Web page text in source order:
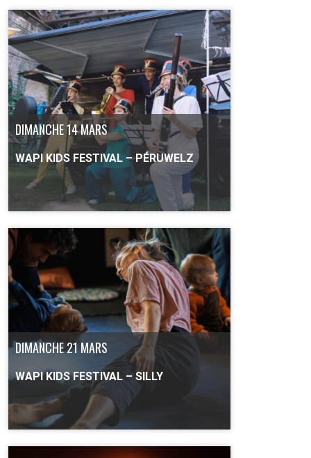
PLUS D'INFO
DIMANCHE 14 MARS
WAPI KIDS FESTIVAL – PÉRUWELZ
PLUS D'INFO
DIMANCHE 21 MARS
WAPI KIDS FESTIVAL – SILLY